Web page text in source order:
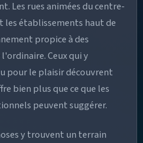
Les rues animées du centre-
les établissements haut de
propice à des
Ceux qui y
pour le plaisir découvrent
bien plus que ce que les
peuvent suggérer.
y trouvent un terrain